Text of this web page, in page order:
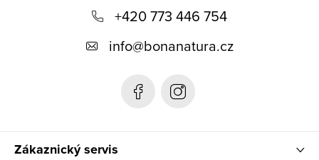
Zákaznický servis
+420 773 446 754
info@bonanatura.cz